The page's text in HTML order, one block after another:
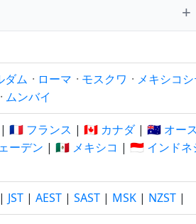
ダム · ローマ · モスクワ · メキシコシ
· ムンバイ
| 🇫🇷 フランス | 🇨🇦 カナダ| 🇦🇺 オー
ーデン | 🇲🇽 メキシコ | 🇮🇩 インドネ
| JST | AEST | SAST | MSK | NZST |